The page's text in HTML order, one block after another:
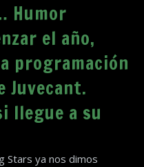
Humor
el año,
programación
Juvecant.
llegue a su
Stars ya nos dimos